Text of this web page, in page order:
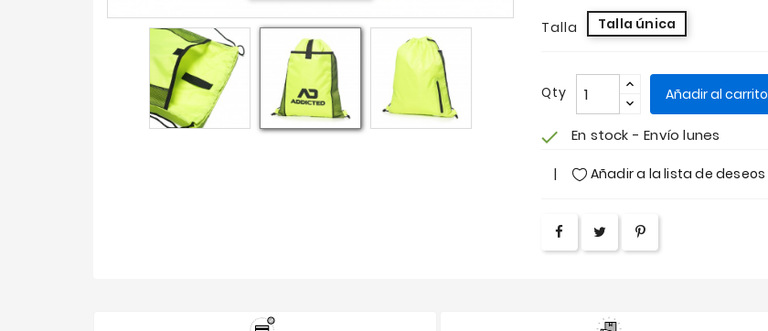
Talla Talla única
Qty Añadir al carrito
check En stock - Envío lunes
Añadir a la lista de deseos